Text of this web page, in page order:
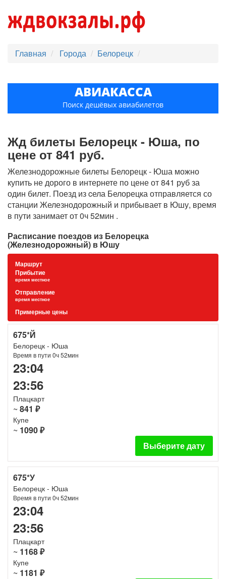
Главная Города Белорецк
АВИАКАССА
Поиск дешёвых авиабилетов
Жд билеты Белорецк - Юша, по
цене от 841 руб.
Железнодорожные билеты Белорецк - Юша можно
купить не дорого в интернете по цене от 841 руб за
один билет. Поезд из cела Белорецка отправляется со
станции Железнодорожный и прибывает в Юшу, время
в пути занимает от 0ч 52мин .
Расписание поездов из Белорецка
(Железнодорожный) в Юшу
Маршрут
Прибытие
время местное
Отправление
время местное
Примерные цены
675*Й
Белорецк - Юша
Время в пути 0ч 52мин
23:04
23:56
Плацкарт
~ 841 ₽
Купе
~ 1090 ₽
Выберите дату
675*У
Белорецк - Юша
Время в пути 0ч 52мин
23:04
23:56
Плацкарт
~ 1168 ₽
Купе
~ 1181 ₽